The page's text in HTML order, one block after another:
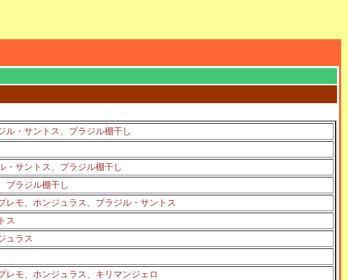
ル・サントス、ブラジル棚干し
・サントス、ブラジル棚干し
ブラジル棚干し
レモ、ホンジュラス、ブラジル・サントス
ス
ュラス
レモ、ホンジュラス、キリマンジェロ